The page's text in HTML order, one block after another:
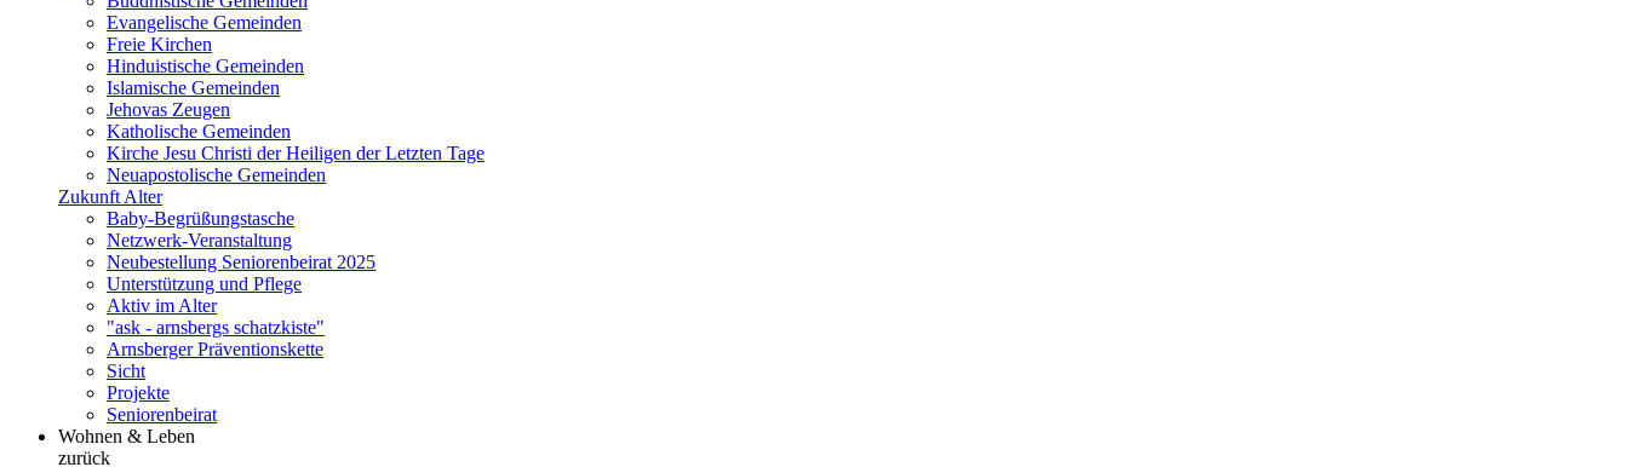
Evangelische Gemeinden
Freie Kirchen
Hinduistische Gemeinden
Islamische Gemeinden
Jehovas Zeugen
Katholische Gemeinden
Kirche Jesu Christi der Heiligen der Letzten Tage
Neuapostolische Gemeinden
Zukunft Alter
Baby-Begrüßungstasche
Netzwerk-Veranstaltung
Neubestellung Seniorenbeirat 2025
Unterstützung und Pflege
Aktiv im Alter
"ask - arnsbergs schatzkiste"
Arnsberger Präventionskette
Sicht
Projekte
Seniorenbeirat
Wohnen & Leben
zurück